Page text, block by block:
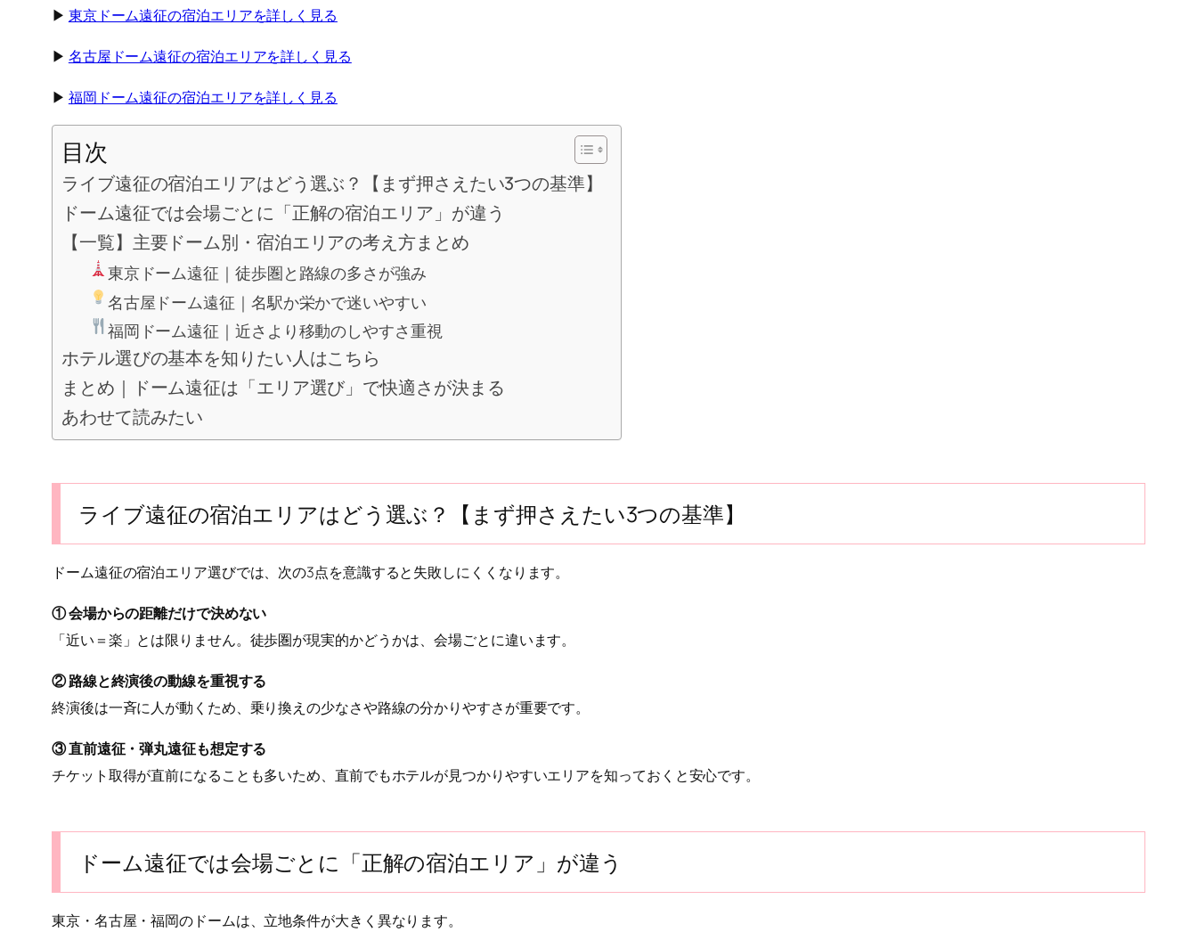
▶︎ 東京ドーム遠征の宿泊エリアを詳しく見る
▶︎ 名古屋ドーム遠征の宿泊エリアを詳しく見る
▶︎ 福岡ドーム遠征の宿泊エリアを詳しく見る
目次
ライブ遠征の宿泊エリアはどう選ぶ？【まず押さえたい3つの基準】
ドーム遠征では会場ごとに「正解の宿泊エリア」が違う
【一覧】主要ドーム別・宿泊エリアの考え方まとめ
東京ドーム遠征｜徒歩圏と路線の多さが強み
名古屋ドーム遠征｜名駅か栄かで迷いやすい
福岡ドーム遠征｜近さより移動のしやすさ重視
ホテル選びの基本を知りたい人はこちら
まとめ｜ドーム遠征は「エリア選び」で快適さが決まる
あわせて読みたい
ライブ遠征の宿泊エリアはどう選ぶ？【まず押さえたい3つの基準】
ドーム遠征の宿泊エリア選びでは、次の3点を意識すると失敗しにくくなります。
① 会場からの距離だけで決めない
「近い＝楽」とは限りません。徒歩圏が現実的かどうかは、会場ごとに違います。
② 路線と終演後の動線を重視する
終演後は一斉に人が動くため、乗り換えの少なさや路線の分かりやすさが重要です。
③ 直前遠征・弾丸遠征も想定する
チケット取得が直前になることも多いため、直前でもホテルが見つかりやすいエリアを知っておくと安心です。
ドーム遠征では会場ごとに「正解の宿泊エリア」が違う
東京・名古屋・福岡のドームは、立地条件が大きく異なります。